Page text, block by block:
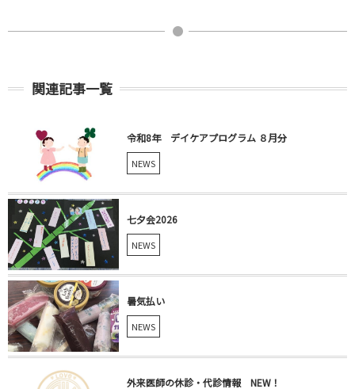
関連記事一覧
令和8年 デイケアプログラム ８月分
NEWS
七夕会2026
NEWS
暑気払い
NEWS
外来医師の休診・代診情報 NEW！